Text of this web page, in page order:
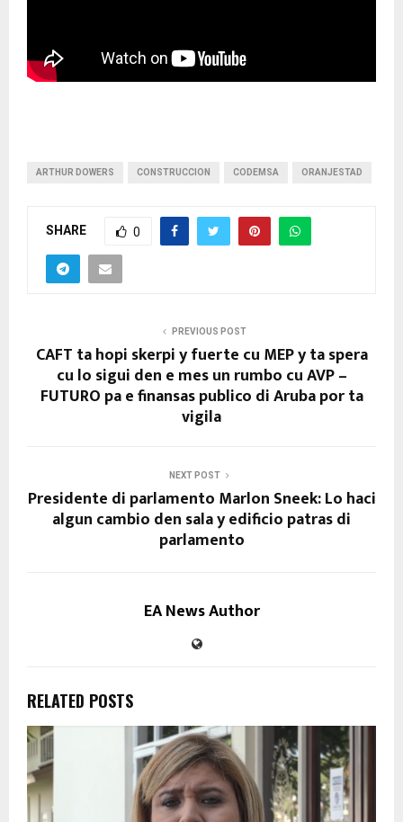
ARTHUR DOWERS CONSTRUCCION CODEMSA ORANJESTAD
SHARE 0
PREVIOUS POST
CAFT ta hopi skerpi y fuerte cu MEP y ta spera
cu lo sigui den e mes un rumbo cu AVP –
FUTURO pa e finansas publico di Aruba por ta
vigila
NEXT POST
Presidente di parlamento Marlon Sneek: Lo haci
algun cambio den sala y edificio patras di
parlamento
EA News Author
RELATED POSTS